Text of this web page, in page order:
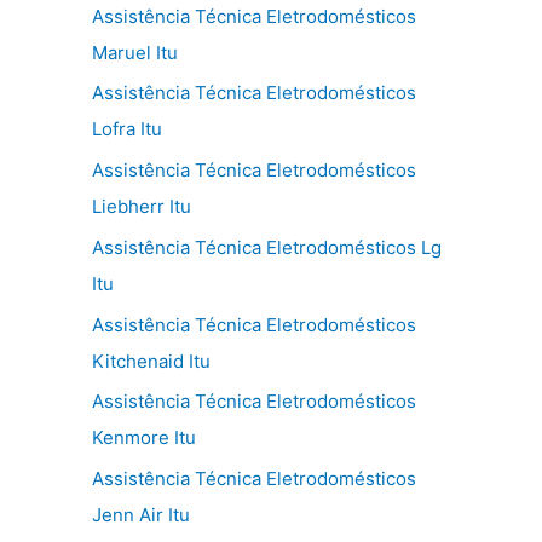
Assistência Técnica Eletrodomésticos
Maruel Itu
Assistência Técnica Eletrodomésticos
Lofra Itu
Assistência Técnica Eletrodomésticos
Liebherr Itu
Assistência Técnica Eletrodomésticos Lg
Itu
Assistência Técnica Eletrodomésticos
Kitchenaid Itu
Assistência Técnica Eletrodomésticos
Kenmore Itu
Assistência Técnica Eletrodomésticos
Jenn Air Itu